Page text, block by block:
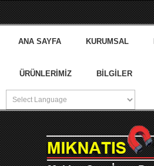
ANA SAYFA KURUMSAL
ÜRÜNLERIMIZ BILGILER